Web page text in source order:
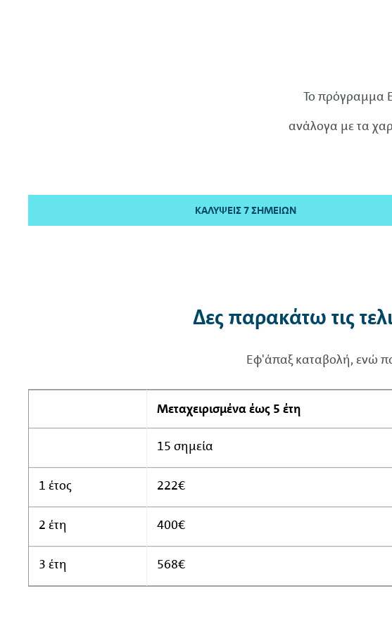
Το πρόγραμμα
ανάλογα με τα
ΚΑΛΎΨΕΙΣ 7 ΣΗΜΕΊΩΝ
Δες παρακάτω τις
Εφ'άπαξ καταβολή, ενώ
Μεταχειρισμένα έως 5 έτη
15 σημεία
1 έτος 222€
2 έτη 400€
3 έτη 568€